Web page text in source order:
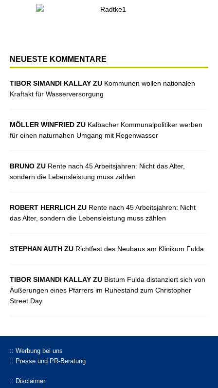
NEUESTE KOMMENTARE
TIBOR SIMANDI KALLAY ZU Kommunen wollen nationalen
Kraftakt für Wasserversorgung
MÖLLER WINFRIED ZU Kalbacher Kommunalpolitiker werben
für einen naturnahen Umgang mit Regenwasser
BRUNO ZU Rente nach 45 Arbeitsjahren: Nicht das Alter,
sondern die Lebensleistung muss zählen
ROBERT HERRLICH ZU Rente nach 45 Arbeitsjahren: Nicht
das Alter, sondern die Lebensleistung muss zählen
STEPHAN AUTH ZU Richtfest des Neubaus am Klinikum Fulda
TIBOR SIMANDI KALLAY ZU Bistum Fulda distanziert sich von
Äußerungen eines Pfarrers im Ruhestand zum Christopher
Street Day
:: Werbung bei uns
:: Presse und PR-Beratung
:: Disclaimer